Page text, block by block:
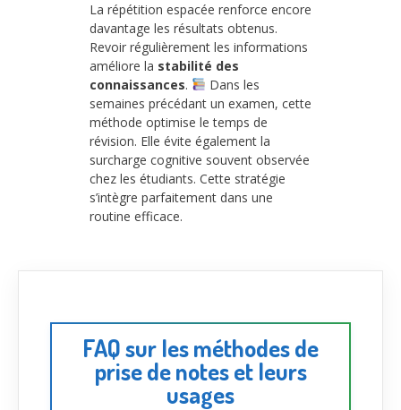
La répétition espacée renforce encore
davantage les résultats obtenus.
Revoir régulièrement les informations
améliore la stabilité des
connaissances.
Dans les
semaines précédant un examen, cette
méthode optimise le temps de
révision. Elle évite également la
surcharge cognitive souvent observée
chez les étudiants. Cette stratégie
s’intègre parfaitement dans une
routine efficace.
FAQ sur les méthodes de
prise de notes et leurs
usages